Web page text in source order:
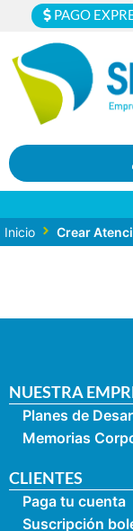
PAGO
Inicio Crear
NUESTRA
Planes de
Memorias
CLIENTES
Paga tu cuenta
Suscripción